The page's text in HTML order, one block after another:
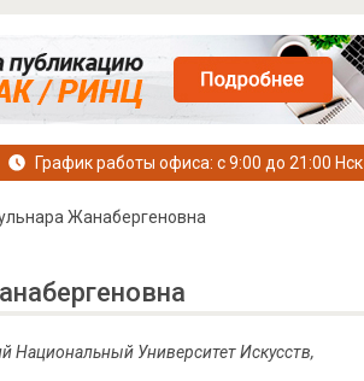
График работы офиса: с 9:00 до 21:00
Жанабергеновна
Национальный Университет Искусств,